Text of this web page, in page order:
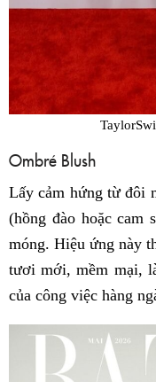
Ombré Blush
Lấy cảm hứng từ đôi
(hồng đào hoặc cam
móng. Hiệu ứng này
tươi mới, mềm mại,
của công việc hàng